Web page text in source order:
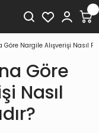
Göre Nargile Alışverişi Nasıl
Göre
Nasıl